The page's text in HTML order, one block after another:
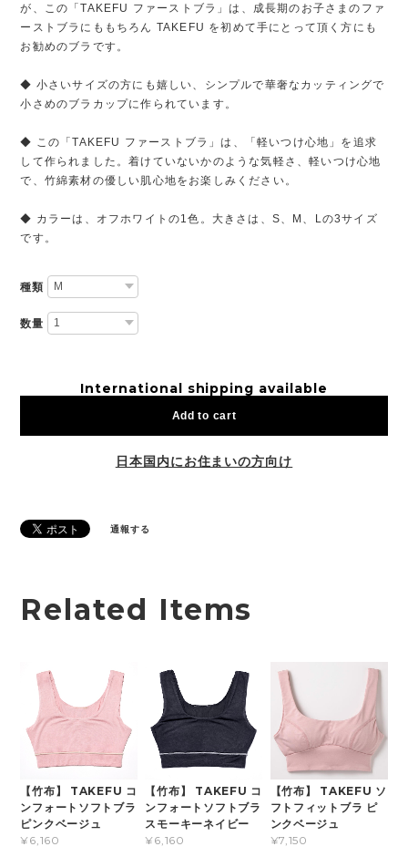
が、この「TAKEFU ファーストブラ」は、成長期のお子さまのファ
ーストブラにももちろん TAKEFU を初めて手にとって頂く方にも
お勧めのブラです。
◆ 小さいサイズの方にも嬉しい、シンプルで華奢なカッティングで
小さめのブラカップに作られています。
◆ この「TAKEFU ファーストブラ」は、「軽いつけ心地」を追求
して作られました。着けていないかのような気軽さ、軽いつけ心地
で、竹綿素材の優しい肌心地をお楽しみください。
◆ カラーは、オフホワイトの1色。大きさは、S、M、Lの3サイズ
です。
種類
数量
International shipping available
Add to cart
日本国内にお住まいの方向け
通報する
Related Items
【竹布】 TAKEFU コ
ンフォートソフトブラ
ピンクベージュ
¥6,160
【竹布】 TAKEFU コ
ンフォートソフトブラ
スモーキーネイビー
¥6,160
【竹布】 TAKEFU ソ
フトフィットブラ ピ
ンクベージュ
¥7,150